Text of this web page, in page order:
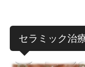
セラミック治